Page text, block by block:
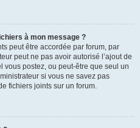
à mon message ?
peut être accordée par forum, par
peut ne pas avoir autorisé l’ajout de
vous postez, ou peut-être que seul un
si vous ne savez pas
fichiers joints sur un forum.